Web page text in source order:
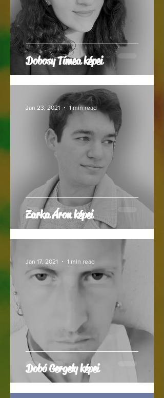
Dobosy Tímea képei
Zarka Áron képei
Jan 23, 2021 1 min read
Dobó Gergely képei
Jan 17, 2021 1 min read